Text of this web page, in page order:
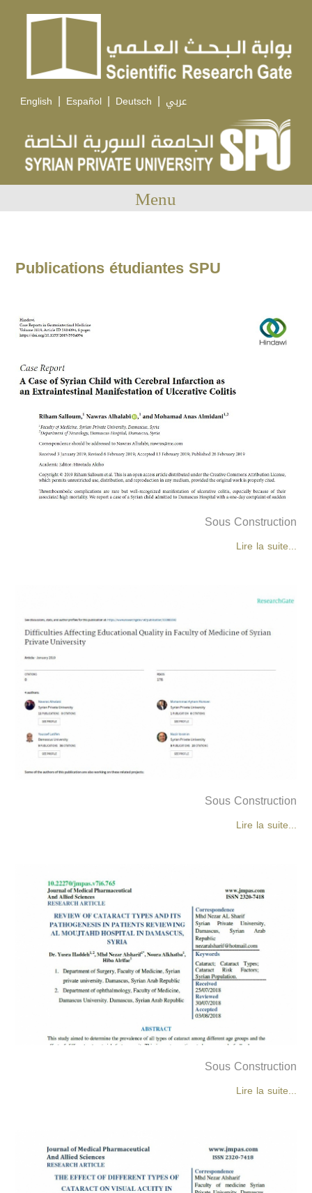
English | Español | Deutsch | عربي
Menu
Publications étudiantes SPU
Sous Construction
Lire la suite...
Sous Construction
Lire la suite...
Sous Construction
Lire la suite...